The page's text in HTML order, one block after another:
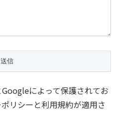
によって保護されてお
リシーと利用規約が適用さ